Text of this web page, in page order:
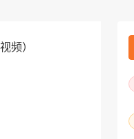
频）